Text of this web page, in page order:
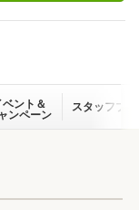
ベント＆
ンペーン
スタッフブ